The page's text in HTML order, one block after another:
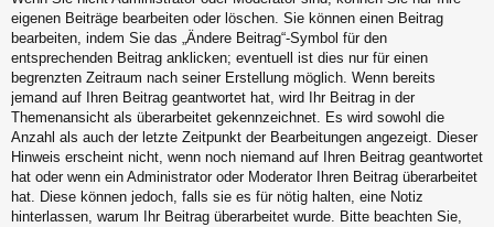
eigenen Beiträge bearbeiten oder löschen. Sie können einen Beitrag
bearbeiten, indem Sie das „Ändere Beitrag“-Symbol für den
entsprechenden Beitrag anklicken; eventuell ist dies nur für einen
begrenzten Zeitraum nach seiner Erstellung möglich. Wenn bereits
jemand auf Ihren Beitrag geantwortet hat, wird Ihr Beitrag in der
Themenansicht als überarbeitet gekennzeichnet. Es wird sowohl die
Anzahl als auch der letzte Zeitpunkt der Bearbeitungen angezeigt. Dieser
Hinweis erscheint nicht, wenn noch niemand auf Ihren Beitrag geantwortet
hat oder wenn ein Administrator oder Moderator Ihren Beitrag überarbeitet
hat. Diese können jedoch, falls sie es für nötig halten, eine Notiz
hinterlassen, warum Ihr Beitrag überarbeitet wurde. Bitte beachten Sie,